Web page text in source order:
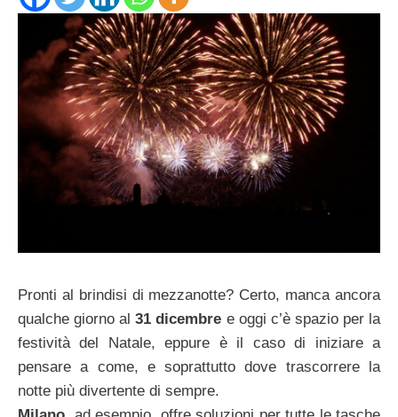
Pronti al brindisi di mezzanotte? Certo, manca ancora
qualche giorno al31 dicembre e oggi c’è spazio per la
festività del Natale, eppure è il caso di iniziare a
pensare a come, e soprattutto dove trascorrere la
notte più divertente di sempre.